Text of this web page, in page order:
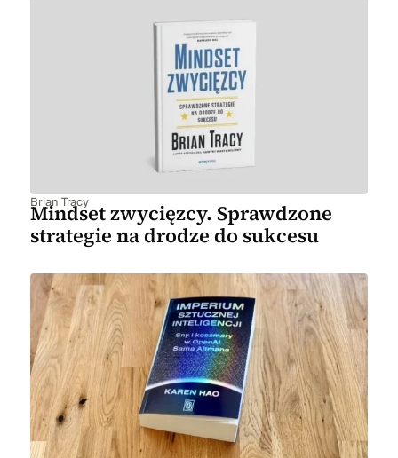
Brian Tracy
Mindset zwycięzcy. Sprawdzone
strategie na drodze do sukcesu